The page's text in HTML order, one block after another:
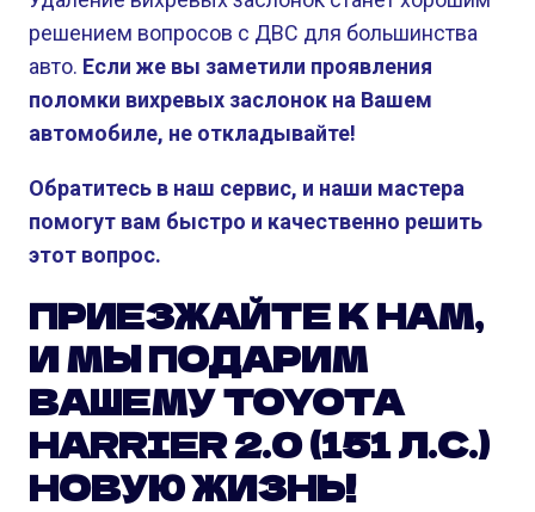
решением вопросов с ДВС для большинства
авто. Если же вы заметили проявления
поломки вихревых заслонок на Вашем
автомобиле, не откладывайте!
Обратитесь в наш сервис, и наши мастера
помогут вам быстро и качественно решить
этот вопрос.
ПРИЕЗЖАЙТЕ К НАМ,
И МЫ ПОДАРИМ
ВАШЕМУ TOYOTA
HARRIER 2.0 (151 Л.С.)
НОВУЮ ЖИЗНЬ!